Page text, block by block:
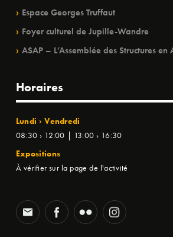
Espace Georges Truffaut
Foyer culturel de Jupille-Wandre
ASAP – L’Assemblée des Structures en
Horaires
Lundi › Vendredi
08:30 › 12:00 | 13:00 › 16:30
Expositions
À vérifier sur la page de l'activité